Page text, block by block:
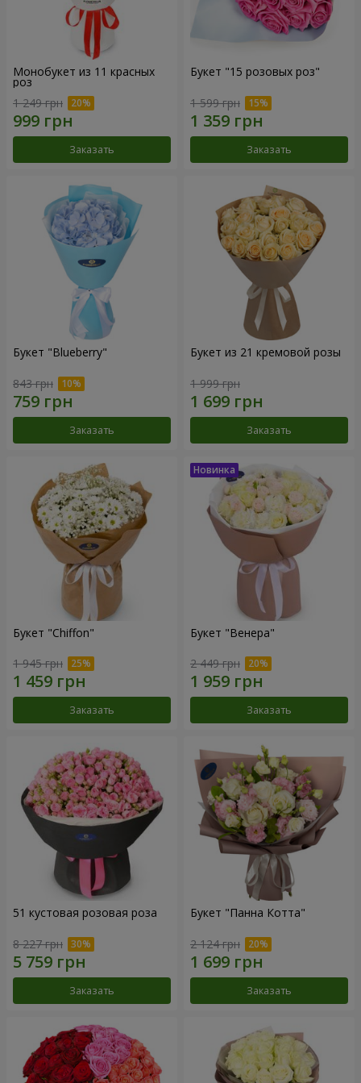
Монобукет из 11 красных
роз
1 249 грн
Заказать
Букет "15 розовых роз"
1 599 грн
Заказать
Букет "Blueberry"
843 грн
Заказать
Букет из 21 кремовой розы
1 999 грн
Заказать
Букет "Chiffon"
1 945 грн
Заказать
Букет "Венера"
2 449 грн
Заказать
51 кустовая розовая роза
8 227 грн
Заказать
Букет "Панна Котта"
2 124 грн
Заказать